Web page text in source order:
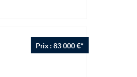
Prix : 83 000 €*